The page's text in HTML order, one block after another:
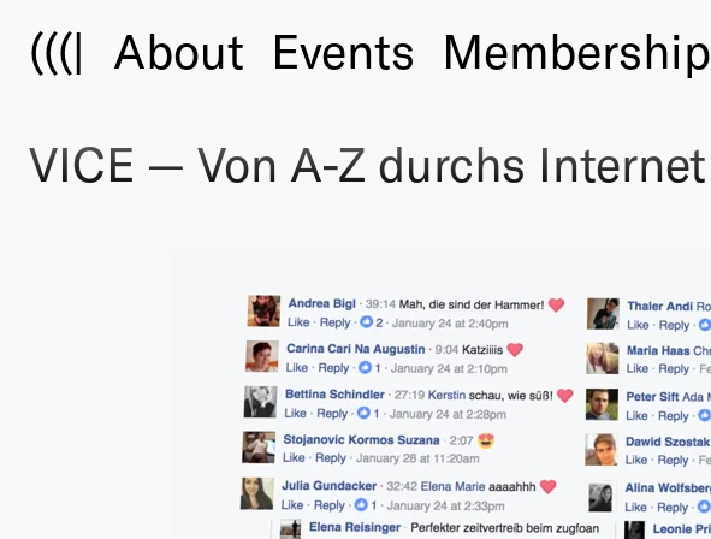
(((| About Events Membership
VICE — Von A-Z durchs Internet